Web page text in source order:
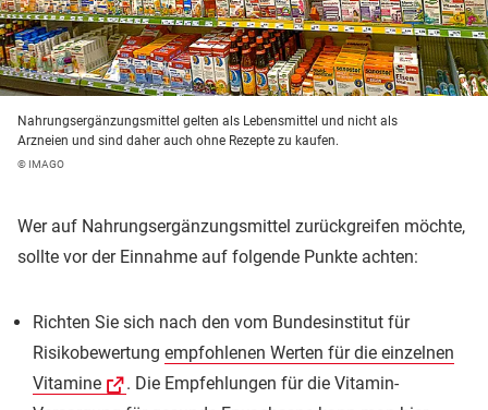
Nahrungsergänzungsmittel gelten als Lebensmittel und nicht als
Arzneien und sind daher auch ohne Rezepte zu kaufen.
© IMAGO
Wer auf Nahrungsergänzungsmittel zurückgreifen möchte,
sollte vor der Einnahme auf folgende Punkte achten:
Richten Sie sich nach den vom Bundesinstitut für
Risikobewertung empfohlenen Werten für die einzelnen
Vitamine
. Die Empfehlungen für die Vitamin-